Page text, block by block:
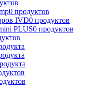
0 продуктов
IVD0 продуктов
PLUS0 продуктов